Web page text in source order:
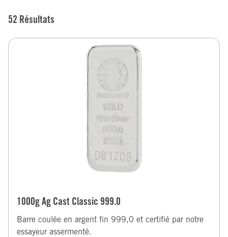
52 Résultats
1000g Ag Cast Classic 999.0
Barre coulée en argent fin 999,0 et certifié par notre
essayeur assermenté.